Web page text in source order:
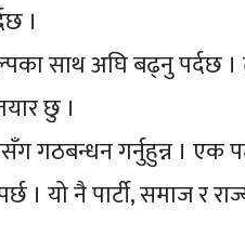
।
साथ अघि बढ्नु पर्दछ
छु ।
गठबन्धन गर्नुहुन्न । एक
। यो नै पार्टी, समाज र